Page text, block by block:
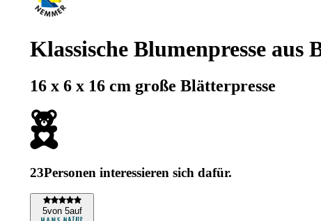
Klassische Blumenpresse aus
16 x 6 x 16 cm große Blätterpresse
23Personen interessieren sich dafür.
5von 5auf